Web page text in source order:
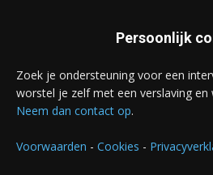
Persoonlijk
Zoek je ondersteuning voor een
worstel je zelf met een verslaving en
Neem dan contact op.
Voorwaarden - Cookies -